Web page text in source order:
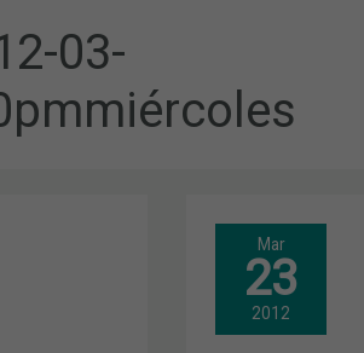
03-
Mar
23
2012
INFARMA
MADRID
2012.
PILAR
FARJAS
CLAUSURA
INFARMA